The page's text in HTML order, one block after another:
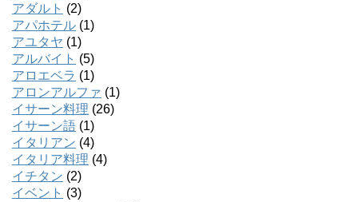
アダルト (2)
アパホテル (1)
アユタヤ (1)
アルバイト (5)
アロエベラ (1)
アロンアルファ (1)
イサーン料理 (26)
イサーン語 (1)
イタリアン (4)
イタリア料理 (4)
イチタン (2)
イベント (3)